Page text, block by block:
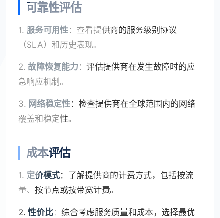
可靠性评估
1. 服务可用性：查看提供商的服务级别协议
（SLA）和历史表现。
2. 故障恢复能力 ：评估提供商在发生故障时的应
急响应机制。
3. 网络稳定性：检查提供商在全球范围内的网络
覆盖和稳定性。
成本评估
1. 定价模式：了解提供商的计费方式，包括按流
量、按节点或按带宽计费。
2. 性价比：综合考虑服务质量和成本，选择最优